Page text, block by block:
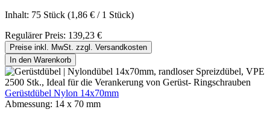
Inhalt: 75 Stück (1,86 € / 1 Stück)
Regulärer Preis: 139,23 €
Preise inkl. MwSt. zzgl. Versandkosten
In den Warenkorb
Gerüstdübel Nylon 14x70mm
Abmessung: 14 x 70 mm